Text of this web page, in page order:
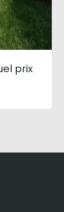
prix